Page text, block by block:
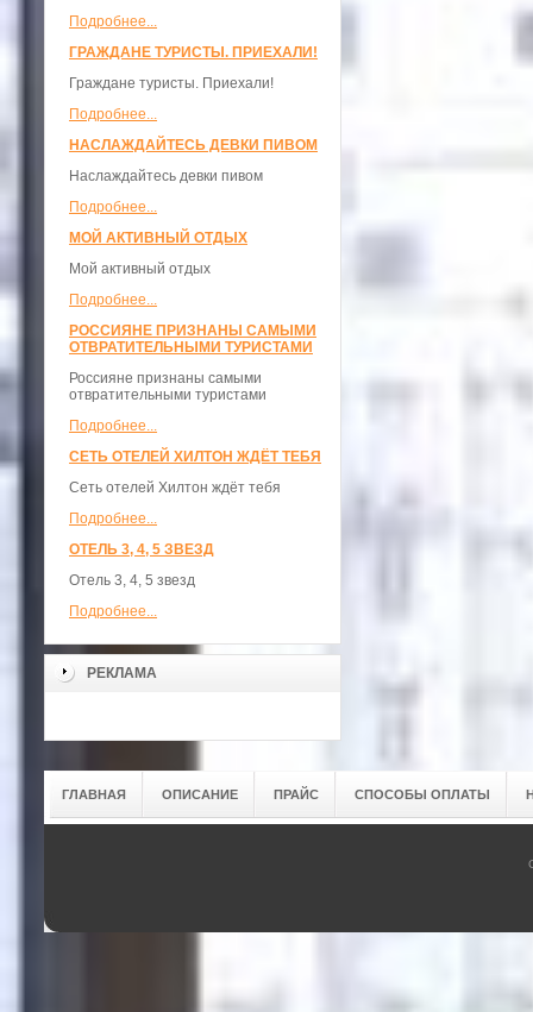
Подробнее...
ГРАЖДАНЕ ТУРИСТЫ. ПРИЕХАЛИ!
Граждане туристы. Приехали!
Подробнее...
НАСЛАЖДАЙТЕСЬ ДЕВКИ ПИВОМ
Наслаждайтесь девки пивом
Подробнее...
МОЙ АКТИВНЫЙ ОТДЫХ
Мой активный отдых
Подробнее...
РОССИЯНЕ ПРИЗНАНЫ САМЫМИ
ОТВРАТИТЕЛЬНЫМИ ТУРИСТАМИ
Россияне признаны самыми
отвратительными туристами
Подробнее...
СЕТЬ ОТЕЛЕЙ ХИЛТОН ЖДЁТ ТЕБЯ
Сеть отелей Хилтон ждёт тебя
Подробнее...
ОТЕЛЬ 3, 4, 5 ЗВЕЗД
Отель 3, 4, 5 звезд
Подробнее...
РЕКЛАМА
ГЛАВНАЯ ОПИСАНИЕ ПРАЙС СПОСОБЫ ОПЛАТЫ